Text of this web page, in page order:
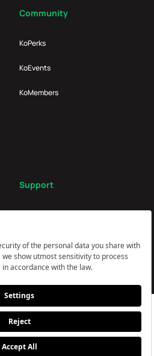
Community
KoPerks
KoEvents
KoMembers
Support
Yönetin